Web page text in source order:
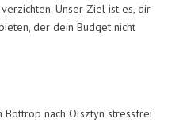
Unser Ziel ist es, dir
der dein Budget nicht
Bottrop nach Olsztyn stressfrei